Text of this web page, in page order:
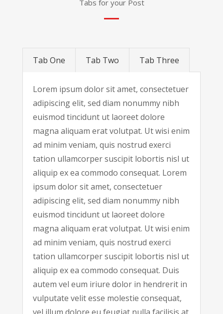
Tabs for your Post
Tab One Tab Two Tab Three
Lorem ipsum dolor sit amet, consectetuer
adipiscing elit, sed diam nonummy nibh
euismod tincidunt ut laoreet dolore
magna aliquam erat volutpat. Ut wisi enim
ad minim veniam, quis nostrud exerci
tation ullamcorper suscipit lobortis nisl ut
aliquip ex ea commodo consequat. Lorem
ipsum dolor sit amet, consectetuer
adipiscing elit, sed diam nonummy nibh
euismod tincidunt ut laoreet dolore
magna aliquam erat volutpat. Ut wisi enim
ad minim veniam, quis nostrud exerci
tation ullamcorper suscipit lobortis nisl ut
aliquip ex ea commodo consequat. Duis
autem vel eum iriure dolor in hendrerit in
vulputate velit esse molestie consequat,
vel illum dolore eu feugiat nulla facilisis at